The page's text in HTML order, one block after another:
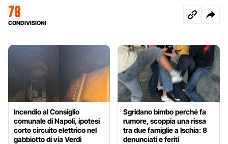
78
CONDIVISIONI
Incendio al Consiglio
comunale di Napoli, ipotesi
corto circuito elettrico nel
gabbiotto di via Verdi
Sgridano bimbo perché fa
rumore, scoppia una rissa
tra due famiglie a Ischia: 8
denunciati e feriti